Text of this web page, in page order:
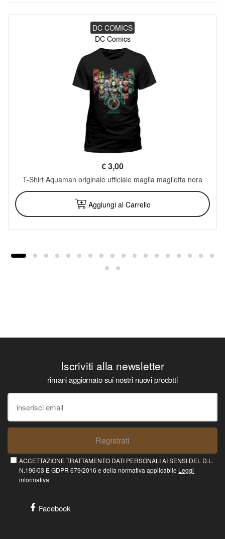
DC COMICS
DC Comics
€3,00
T-Shirt Aquaman originale ufficiale maglia maglietta nera
Aggiungi al Carrello
Iscriviti alla newsletter
rimani aggiornato sui nostri nuovi prodotti
Registrati
ACCETTAZIONE TRATTAMENTO DATI PERSONALI AI SENSI DEL D.L.
N.196/03 E GDPR 679/2016 e della normativa applicabile Leggi
informativa
Facebook